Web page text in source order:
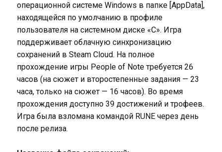
операционной системе Windows в папке [AppData],
находящейся по умолчанию в профиле
пользователя на системном диске «C». Игра
поддерживает облачную синхронизацию
сохранений в Steam Cloud. На полное
прохождение игры People of Note требуется 26
часов (на сюжет и второстепенные задания — 23
часа, только на сюжет — 16 часов). Во время
прохождения доступно 39 достижений и трофеев.
Игра была взломана командой RUNE через день
после релиза.